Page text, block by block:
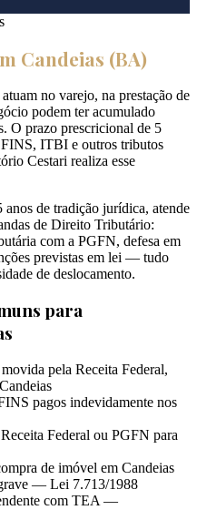
Candeias (BA)
no varejo, na prestação de
podem ter acumulado
O prazo prescricional de 5
ITBI e outros tributos
Cestari realiza esse
de tradição jurídica, atende
de Direito Tributário:
com a PGFN, defesa em
previstas em lei — tudo
de deslocamento.
para
pela Receita Federal,
pagos indevidamente nos
Federal ou PGFN para
de imóvel em Candeias
— Lei 7.713/1988
com TEA —